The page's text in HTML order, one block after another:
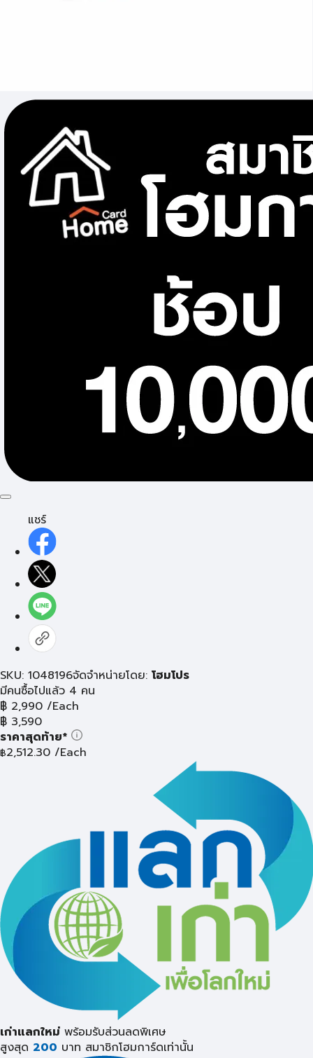
แชร์
SKU: 1048196จัดจำหน่ายโดย: โฮมโปร
มีคนซื้อไปแล้ว 4 คน
฿ 2,990 /Each
฿ 3,590
ราคาสุดท้าย*
฿2,512.30 /Each
เก่าแลกใหม่ พร้อมรับส่วนลดพิเศษ
สูงสุด 200 บาท สมาชิกโฮมการ์ดเท่านั้น